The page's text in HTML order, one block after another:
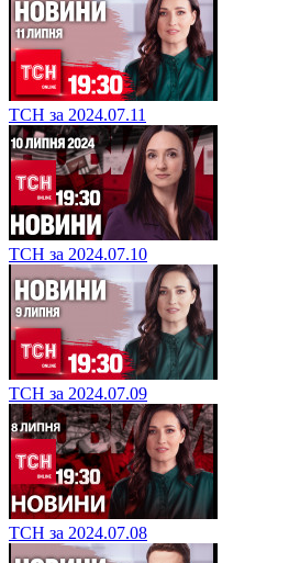
ТСН за 2024.07.11
ТСН за 2024.07.10
ТСН за 2024.07.09
ТСН за 2024.07.08